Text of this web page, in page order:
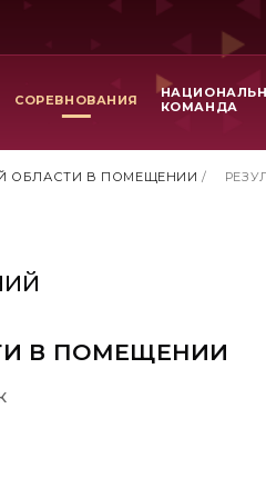
СОРЕВНОВАНИЯ
КОМАНДА
ОБЛАСТИ В ПОМЕЩЕНИИ /
В ПОМЕЩЕНИИ